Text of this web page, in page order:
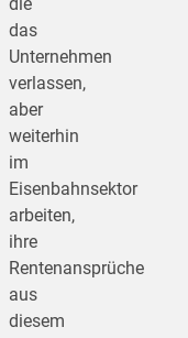
die
das
Unternehmen
verlassen,
aber
weiterhin
im
Eisenbahnsektor
arbeiten,
ihre
Rentenansprüche
aus
diesem